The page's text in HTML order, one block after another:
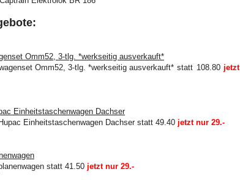
Omm52, 3-tlg. *werkseitig ausverkauft*
statt 108.80 jetzt
Einheitstaschenwagen Dachser
statt 49.40 jetzt nur 29.-
statt 41.50 jetzt nur 29.-